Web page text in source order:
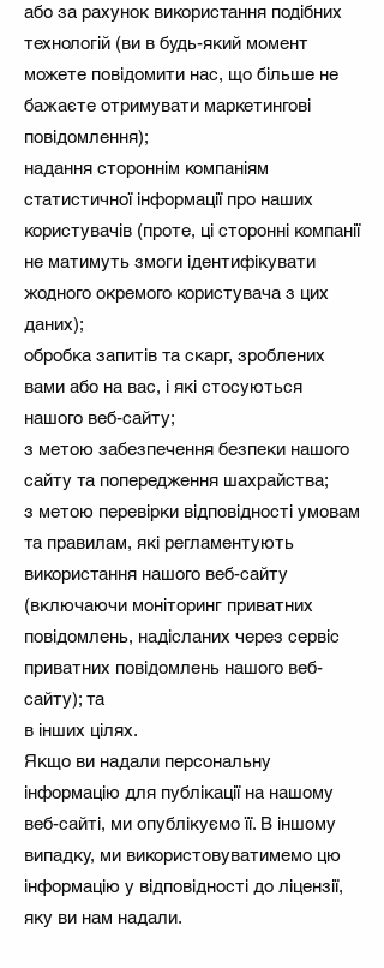
або за рахунок використання подібних
технологій (ви в будь-який момент
можете повідомити нас, що більше не
бажаєте отримувати маркетингові
повідомлення);
надання стороннім компаніям
статистичної інформації про наших
користувачів (проте, ці сторонні компанії
не матимуть змоги ідентифікувати
жодного окремого користувача з цих
даних);
обробка запитів та скарг, зроблених
вами або на вас, і які стосуються
нашого веб-сайту;
з метою забезпечення безпеки нашого
сайту та попередження шахрайства;
з метою перевірки відповідності умовам
та правилам, які регламентують
використання нашого веб-сайту
(включаючи моніторинг приватних
повідомлень, надісланих через сервіс
приватних повідомлень нашого веб-
сайту); та
в інших цілях.
Якщо ви надали персональну
інформацію для публікації на нашому
веб-сайті, ми опублікуємо її. В іншому
випадку, ми використовуватимемо цю
інформацію у відповідності до ліцензії,
яку ви нам надали.